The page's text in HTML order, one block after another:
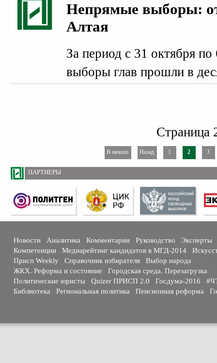
Непрямые выборы:
Алтая
За период с 31 октября
выборы глав прошли в
Страница
В начало Назад 1 2 3
ПАРТНЕРЫ
Новости Аналитика Комментарии Руководство
Эксперты
Компетенции
Медиарейтинг кандидатов в МГД-2014
Присп Weekly
Справочник избирателя
Выбор народа
ЖКХ. Реформа и состояние
Городская среда. Перезагрузка
Политические юристы
Quizer ПРИСП 2.0 Госдума-2016
Библиотека
Региональная политика Пенсионная реформа